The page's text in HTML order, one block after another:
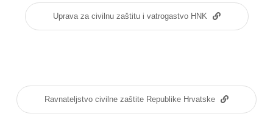
Uprava za civilnu zaštitu i vatrogastvo HNK
Ravnateljstvo civilne zaštite Republike Hrvatske